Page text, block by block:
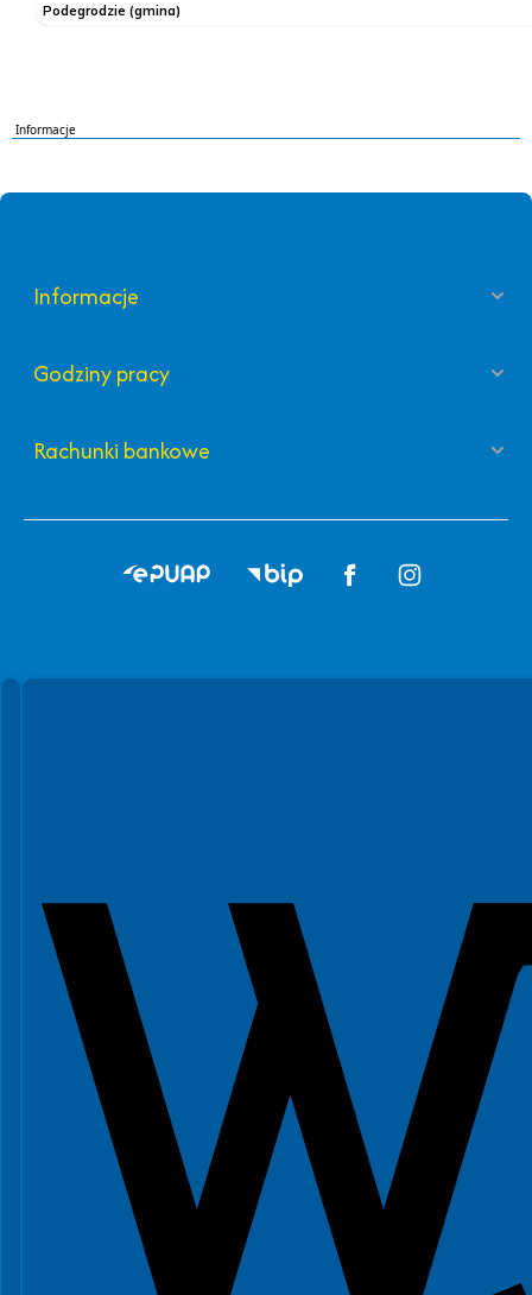
Informacje
Informacje
Godziny pracy
Rachunki bankowe
Spełniamy standardy WCAG 2.2
Spełniamy standardy W3C